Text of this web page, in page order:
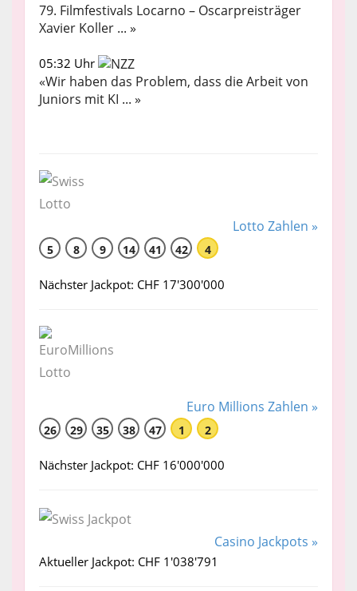
79. Filmfestivals Locarno – Oscarpreisträger
Xavier Koller ... »
05:32 Uhr
«Wir haben das Problem, dass die Arbeit von
Juniors mit KI ... »
Lotto Zahlen »
5 8 9 14 41 42 4
Nächster Jackpot: CHF 17'300'000
Euro Millions Zahlen »
26 29 35 38 47 1 2
Nächster Jackpot: CHF 16'000'000
Casino Jackpots »
Aktueller Jackpot: CHF 1'038'791